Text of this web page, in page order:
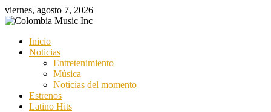
Saltar
al
viernes, agosto 7, 2026
Music
Music
Inicio
Noticias
Entretenimiento
Música
Noticias del momento
Estrenos
Latino Hits